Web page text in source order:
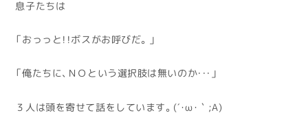
息子たちは
「おっっと！！ボスがお呼びだ。」
「俺たちに、ＮＯという選択肢は無いのか・・・」
３人は頭を寄せて話をしています。(´･ω･｀;A)